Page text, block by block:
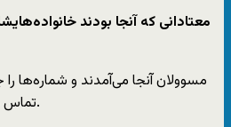
‌معتادانی که آنجا بودند
مسوولان آنجا می‌آمدند و شماره‌ها
تماس می‌گیریم، اما این کار را نکردند.